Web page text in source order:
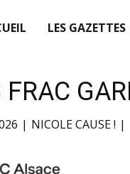
LES GAZETTES
FRAC
NICOLE CAUSE !